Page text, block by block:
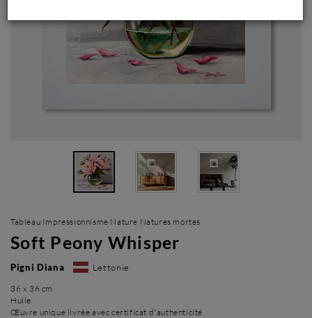
Tableau Impressionnisme Nature Natures mortes
Soft Peony Whisper
Pigni Diana Lettonie
36 x 36 cm
Huile
Œuvre unique livrée avec certificat d'authenticité